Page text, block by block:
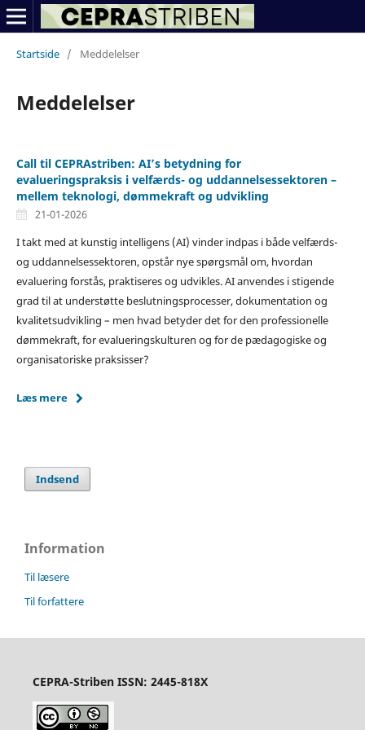
Startside / Meddelelser
Meddelelser
Call til CEPRAstriben: AI’s betydning for
evalueringspraksis i velfærds- og uddannelsessektoren –
mellem teknologi, dømmekraft og udvikling
21-01-2026
I takt med at kunstig intelligens (AI) vinder indpas i både velfærds-
og uddannelsessektoren, opstår nye spørgsmål om, hvordan
evaluering forstås, praktiseres og udvikles. AI anvendes i stigende
grad til at understøtte beslutningsprocesser, dokumentation og
kvalitetsudvikling – men hvad betyder det for den professionelle
dømmekraft, for evalueringskulturen og for de pædagogiske og
organisatoriske praksisser?
Læs mere
Indsend
Information
Til læsere
Til forfattere
CEPRA-Striben ISSN: 2445-818X